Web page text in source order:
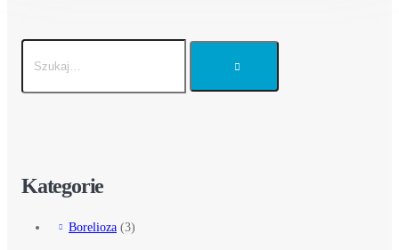
Kategorie
Borelioza (3)